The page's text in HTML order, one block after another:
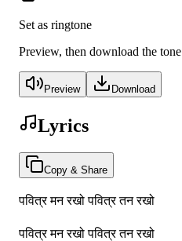
Set as ringtone
Preview, then download the tone
Preview Download
Lyrics
Copy & Share
पवित्र मन रखो पवित्र तन रखो
पवित्र मन रखो पवित्र तन रखो